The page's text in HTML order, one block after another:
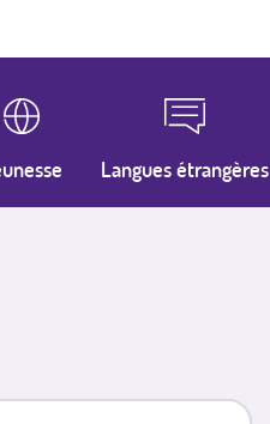
Langues étrangères